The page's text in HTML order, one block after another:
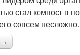
стал компост в
его совсем
→